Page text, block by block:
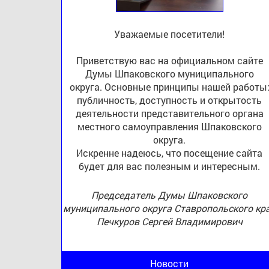
Уважаемые посетители!
Приветствую вас на официальном сайте
Думы Шпаковского муниципального
округа. Основные принципы нашей работы:
публичность, доступность и открытость
деятельности представительного органа
местного самоуправления Шпаковского
округа.
Искренне надеюсь, что посещение сайта
будет для вас полезным и интересным.
Председатель Думы Шпаковского
муниципального округа Ставропольского
Печкуров Сергей Владимирович
Новости